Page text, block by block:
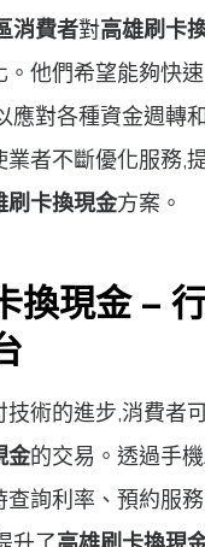
消費者對高雄刷卡
。他們希望能夠快
應對各種資金週轉
業者不斷優化服務,
刷卡換現金方案。
換現金 –
技術的進步,消費者
金的交易。透過手
查詢利率、預約服